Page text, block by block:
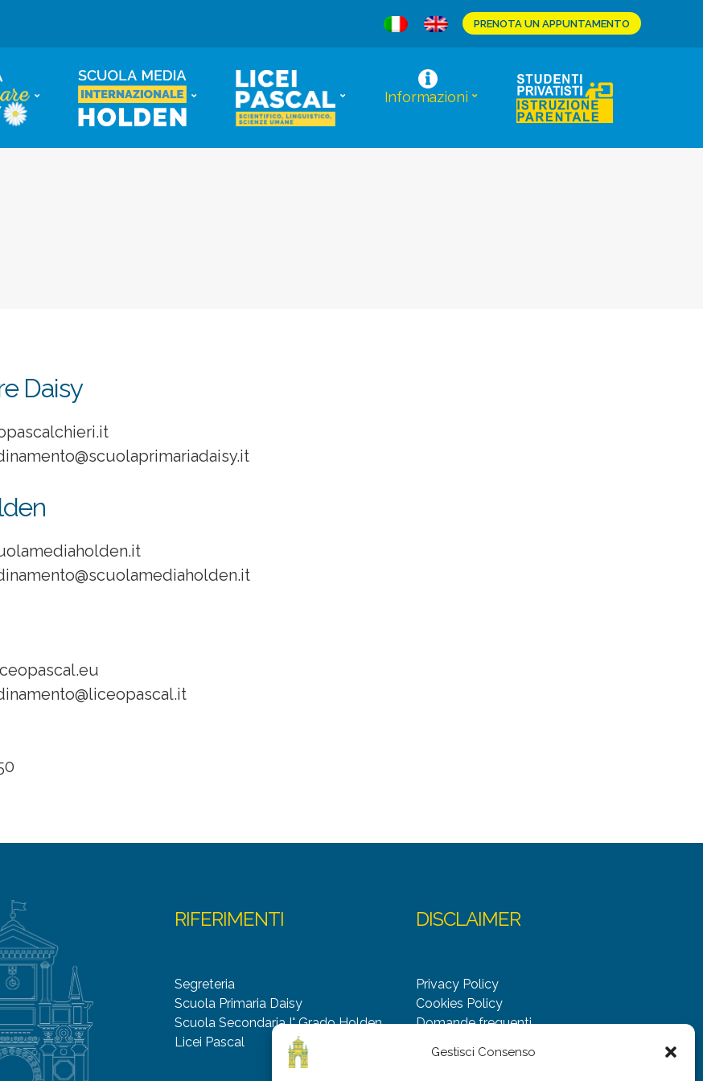
Gestisci Consenso
PRENOTA UN APPUNTAMENTO
Informazioni
Daisy
RIFERIMENTI
Segreteria
Scuola Primaria Daisy
Scuola Secondaria I° Grado Holden
Licei Pascal
DISCLAIMER
Privacy Policy
Cookies Policy
Domande frequenti